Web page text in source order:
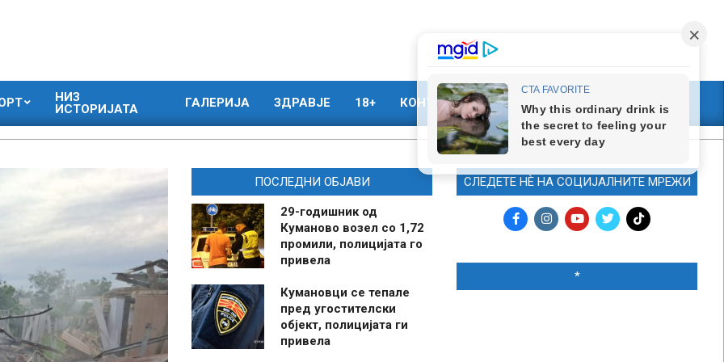
НИЗ
ИСТОРИЈАТА
ГАЛЕРИЈА ЗДРАВЈЕ 18+ КОНТАКТ МАРКЕТИНГ
ПОСЛЕДНИ ОБЈАВИ
29-годишник од
Куманово возел со 1,72
промили, полицијата го
привела
Кумановци се тепале
пред угостителски
објект, полицијата ги
привела
СЛЕДЕТЕ НЀ НА СОЦИЈАЛНИТЕ МРЕЖИ
*